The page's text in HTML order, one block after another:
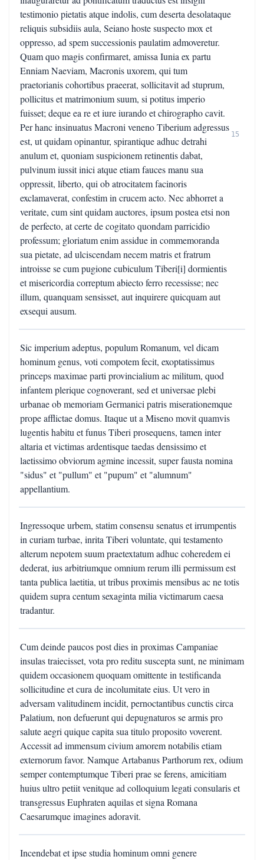
testimonio pietatis atque indolis, cum deserta desolataque
reliquis subsidiis aula, Seiano hoste suspecto mox et
oppresso, ad spem successionis paulatim admoveretur.
Quam quo magis confirmaret, amissa Iunia ex partu
Enniam Naeviam, Macronis uxorem, qui tum
praetorianis cohortibus praeerat, sollicitavit ad stuprum,
pollicitus et matrimonium suum, si potitus imperio
fuisset; deque ea re et iure iurando et chirographo cavit.
Per hanc insinuatus Macroni veneno Tiberium adgressus
est, ut quidam opinantur, spirantique adhuc detrahi
anulum et, quoniam suspicionem retinentis dabat,
pulvinum iussit inici atque etiam fauces manu sua
oppressit, liberto, qui ob atrocitatem facinoris
exclamaverat, confestim in crucem acto. Nec abhorret a
veritate, cum sint quidam auctores, ipsum postea etsi non
de perfecto, at certe de cogitato quondam parricidio
professum; gloriatum enim assidue in commemoranda
sua pietate, ad ulciscendam necem matris et fratrum
introisse se cum pugione cubiculum Tiberi[i] dormientis
et misericordia correptum abiecto ferro recessisse; nec
illum, quanquam sensisset, aut inquirere quicquam aut
exsequi ausum.
15
Sic imperium adeptus, populum Romanum, vel dicam
hominum genus, voti compotem fecit, exoptatissimus
princeps maximae parti provincialium ac militum, quod
infantem plerique cognoverant, sed et universae plebi
urbanae ob memoriam Germanici patris miserationemque
prope afflictae domus. Itaque ut a Miseno movit quamvis
lugentis habitu et funus Tiberi prosequens, tamen inter
altaria et victimas ardentisque taedas densissimo et
laetissimo obviorum agmine incessit, super fausta nomina
"sidus" et "pullum" et "pupum" et "alumnum"
appellantium.
Ingressoque urbem, statim consensu senatus et irrumpentis
in curiam turbae, inrita Tiberi voluntate, qui testamento
alterum nepotem suum praetextatum adhuc coheredem ei
dederat, ius arbitriumque omnium rerum illi permissum est
tanta publica laetitia, ut tribus proximis mensibus ac ne totis
quidem supra centum sexaginta milia victimarum caesa
tradantur.
Cum deinde paucos post dies in proximas Campaniae
insulas traiecisset, vota pro reditu suscepta sunt, ne minimam
quidem occasionem quoquam omittente in testificanda
sollicitudine et cura de incolumitate eius. Ut vero in
adversam valitudinem incidit, pernoctantibus cunctis circa
Palatium, non defuerunt qui depugnaturos se armis pro
salute aegri quique capita sua titulo proposito voverent.
Accessit ad immensum civium amorem notabilis etiam
externorum favor. Namque Artabanus Parthorum rex, odium
semper contemptumque Tiberi prae se ferens, amicitiam
huius ultro petiit venitque ad colloquium legati consularis et
transgressus Euphraten aquilas et signa Romana
Caesarumque imagines adoravit.
Incendebat et ipse studia hominum omni genere